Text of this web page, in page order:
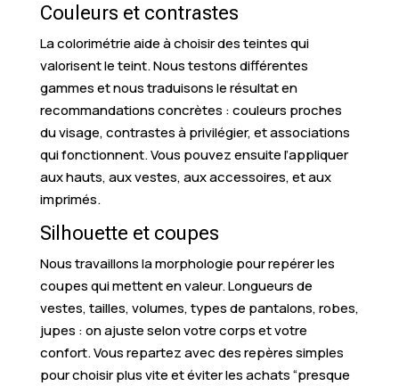
Couleurs et contrastes
La colorimétrie aide à choisir des teintes qui
valorisent le teint. Nous testons différentes
gammes et nous traduisons le résultat en
recommandations concrètes : couleurs proches
du visage, contrastes à privilégier, et associations
qui fonctionnent. Vous pouvez ensuite l’appliquer
aux hauts, aux vestes, aux accessoires, et aux
imprimés.
Silhouette et coupes
Nous travaillons la morphologie pour repérer les
coupes qui mettent en valeur. Longueurs de
vestes, tailles, volumes, types de pantalons, robes,
jupes : on ajuste selon votre corps et votre
confort. Vous repartez avec des repères simples
pour choisir plus vite et éviter les achats “presque